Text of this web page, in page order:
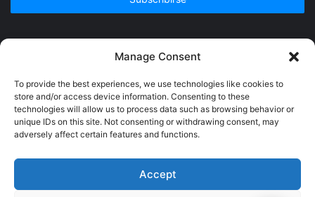
Manage Consent
To provide the best experiences, we use technologies like cookies to
store and/or access device information. Consenting to these
technologies will allow us to process data such as browsing behavior or
unique IDs on this site. Not consenting or withdrawing consent, may
adversely affect certain features and functions.
Accept